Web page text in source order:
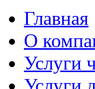
Главная
О
Услуги